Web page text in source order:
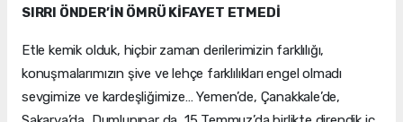
SIRRI ÖNDER’İN ÖMRÜ KİFAYET ETMEDİ
Etle kemik olduk, hiçbir zaman derilerimizin farklılığı,
konuşmalarımızın şive ve lehçe farklılıkları engel olmadı
sevgimize ve kardeşliğimize… Yemen’de, Çanakkale’de,